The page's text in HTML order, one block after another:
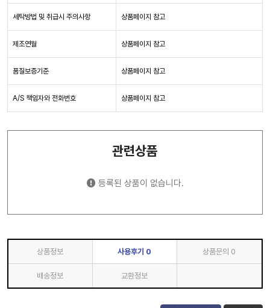
세탁방법 및 취급시 주의사항 상품페이지 참고
제조연월 상품페이지 참고
품질보증기준 상품페이지 참고
A/S 책임자와 전화번호 상품페이지 참고
관련상품
등록된 상품이 없습니다.
상품정보 사용후기 0 상품문의 0
배송정보 교환정보